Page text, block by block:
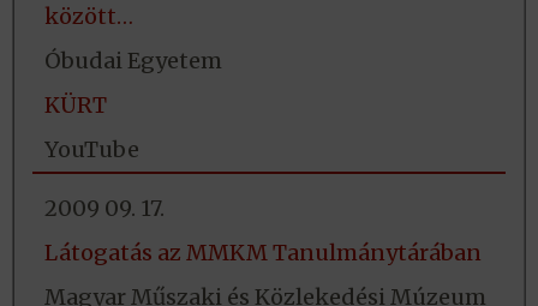
között…
Óbudai Egyetem
KÜRT
YouTube
2009 09. 17.
Látogatás az MMKM Tanulmánytárában
Magyar Műszaki és Közlekedési Múzeum